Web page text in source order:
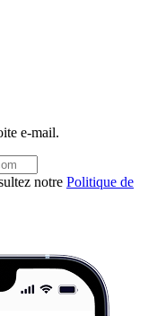
e-mail.
notre Politique de